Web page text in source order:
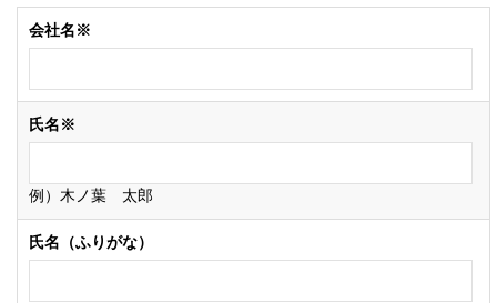
会社名※
氏名※
例）木ノ葉 太郎
氏名（ふりがな）